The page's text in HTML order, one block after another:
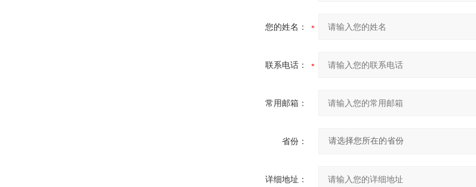
您的姓名：
联系电话：
常用邮箱：
省份：
详细地址：